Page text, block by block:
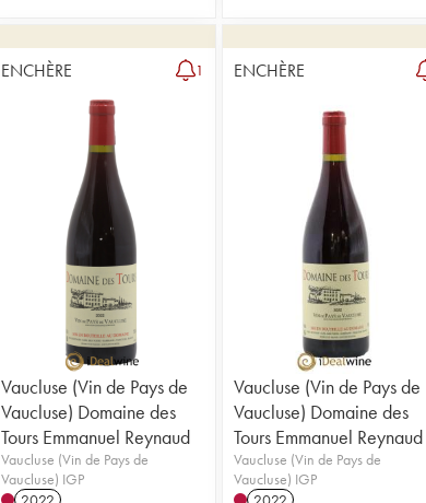
ENCHÈRE 1
Vaucluse (Vin de Pays de
Vaucluse) Domaine des
Tours Emmanuel Reynaud
Vaucluse (Vin de Pays de
Vaucluse) IGP
ENCHÈRE
Vaucluse (Vin de Pays de
Vaucluse) Domaine des
Tours Emmanuel Reynaud
Vaucluse (Vin de Pays de
Vaucluse) IGP